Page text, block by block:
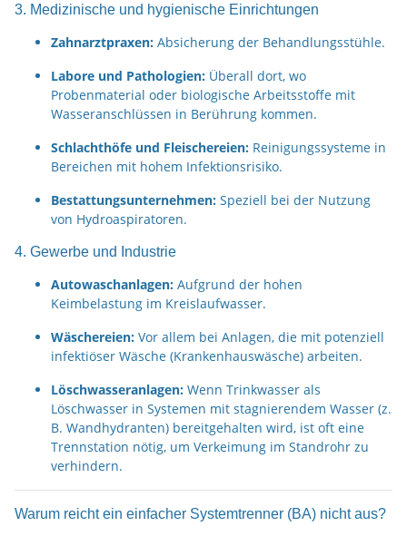
3. Medizinische und hygienische Einrichtungen
Zahnarztpraxen: Absicherung der Behandlungsstühle.
Labore und Pathologien: Überall dort, wo
Probenmaterial oder biologische Arbeitsstoffe mit
Wasseranschlüssen in Berührung kommen.
Schlachthöfe und Fleischereien: Reinigungssysteme in
Bereichen mit hohem Infektionsrisiko.
Bestattungsunternehmen: Speziell bei der Nutzung
von Hydroaspiratoren.
4. Gewerbe und Industrie
Autowaschanlagen: Aufgrund der hohen
Keimbelastung im Kreislaufwasser.
Wäschereien: Vor allem bei Anlagen, die mit potenziell
infektiöser Wäsche (Krankenhauswäsche) arbeiten.
Löschwasseranlagen: Wenn Trinkwasser als
Löschwasser in Systemen mit stagnierendem Wasser (z.
B. Wandhydranten) bereitgehalten wird, ist oft eine
Trennstation nötig, um Verkeimung im Standrohr zu
verhindern.
Warum reicht ein einfacher Systemtrenner (BA) nicht aus?